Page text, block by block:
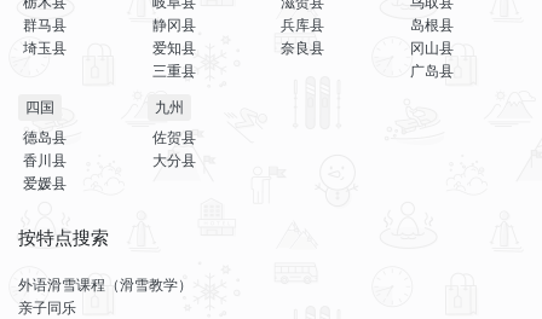
群马县
埼玉县
静冈县
爱知县
三重县
兵库县
奈良县
岛根县
冈山县
广岛县
四国
德岛县
香川县
爱媛县
九州
佐贺县
大分县
按特点搜索
外语滑雪课程（滑雪教学）
亲子同乐